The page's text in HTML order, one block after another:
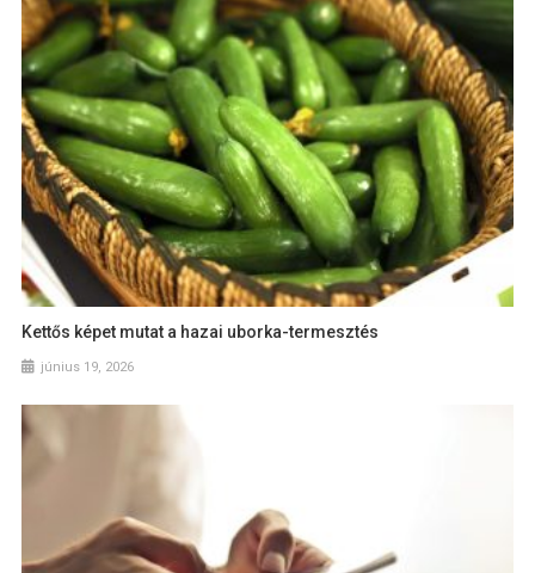
Kettős képet mutat a hazai uborka-termesztés
június 19, 2026